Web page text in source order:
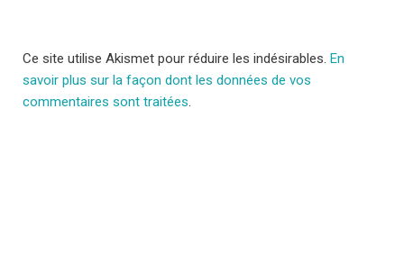
Ce site utilise Akismet pour réduire les indésirables. En
savoir plus sur la façon dont les données de vos
commentaires sont traitées.